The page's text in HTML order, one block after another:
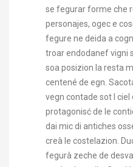
se fegurar forme che
personajes, ogec e
fegure ne deida a
troar endodanef vigni
soa posizion la resta
centené de egn.
vegn contade sot l ciel
protagonisć de le
dai mic di antiches
creà le costelazion.
fegurà zeche de